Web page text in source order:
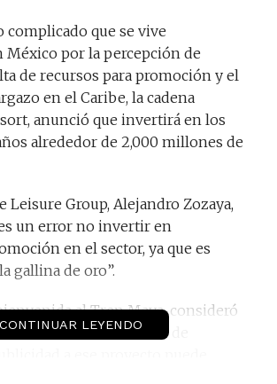
complicado que se vive
México por la percepción de
de recursos para promoción y el
en el Caribe, la cadena
anunció que invertirá en los
alrededor de 2,000 millones de
Leisure Group, Alejandro Zozaya,
un error no invertir en
en el sector, ya que es
gallina de oro”.
al Tren Maya, consideró
de los recursos de
CONTINUAR LEYENDO